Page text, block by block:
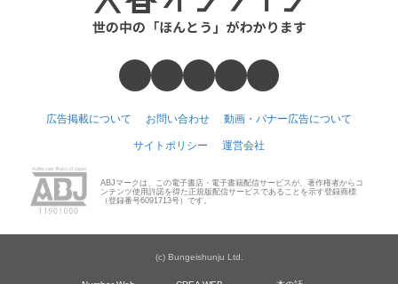
広告掲載について お問い合わせ 動画・バナー広告について
サイトポリシー 運営会社
ABJマークは、この電子書店・電子書籍配信サービスが、著作権者からコ
ンテンツ使用許諾を得た正規版配信サービスであることを示す登録商標
（登録番号6091713号）です。
(c) Bungeishunju Ltd.